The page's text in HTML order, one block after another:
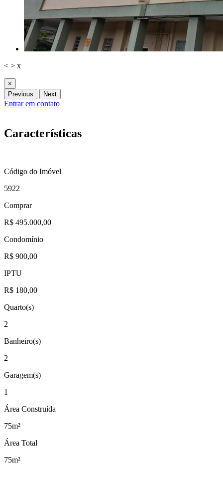
< > x
×
Previous
Next
Entrar em contato
Características
Código do Imóvel
5922
Comprar
R$ 495.000,00
Condomínio
R$ 900,00
IPTU
R$ 180,00
Quarto(s)
2
Banheiro(s)
2
Garagem(s)
1
Área Construída
75m²
Área Total
75m²